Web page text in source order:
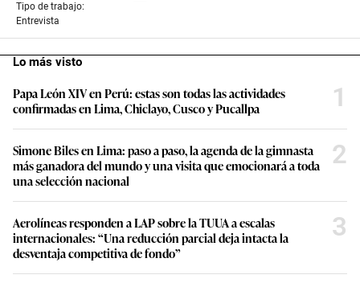
Tipo de trabajo:
Entrevista
Lo más visto
Papa León XIV en Perú: estas son todas las actividades
confirmadas en Lima, Chiclayo, Cusco y Pucallpa
1
Simone Biles en Lima: paso a paso, la agenda de la gimnasta
más ganadora del mundo y una visita que emocionará a toda
una selección nacional
2
Aerolíneas responden a LAP sobre la TUUA a escalas
internacionales: “Una reducción parcial deja intacta la
desventaja competitiva de fondo”
3